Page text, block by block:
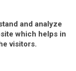
and analyze
which helps in
visitors.